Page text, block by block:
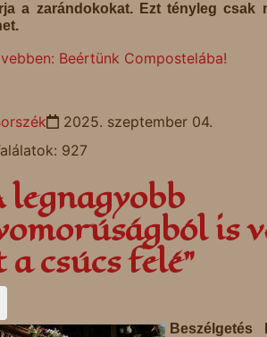
a zarándokokat. Ezt tényleg csak
Beértünk Compostelába!
2025. szeptember 04.
927
legnagyobb
is
csúcs felé”
Beszélgetés